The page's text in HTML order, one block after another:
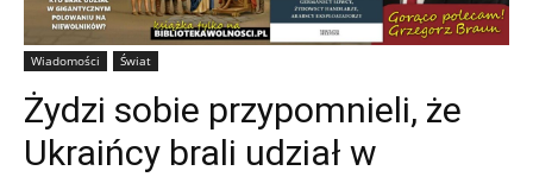
Wiadomości Świat
Żydzi sobie przypomnieli, że
Ukraińcy brali udział w